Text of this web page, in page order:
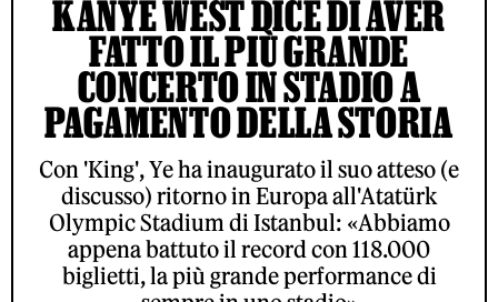
KANYE WEST DICE DI AVER
FATTO IL PIÙ GRANDE
CONCERTO IN STADIO A
PAGAMENTO DELLA STORIA
Con 'King', Ye ha inaugurato il suo atteso (e
discusso) ritorno in Europa all'Atatürk
Olympic Stadium di Istanbul: «Abbiamo
appena battuto il record con 118.000
biglietti, la più grande performance di